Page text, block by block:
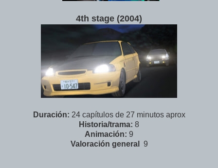
4th stage (2004)
Duración: 24 capítulos de 27 minutos aprox
Historia/trama: 8
Animación: 9
Valoración general 9